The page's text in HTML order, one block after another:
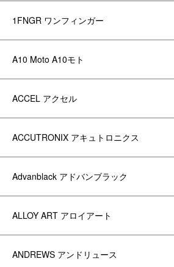
1FNGR ワンフィンガー
A10 Moto A10モト
ACCEL アクセル
ACCUTRONIX アキュトロニクス
Advanblack アドバンブラック
ALLOY ART アロイアート
ANDREWS アンドリュース